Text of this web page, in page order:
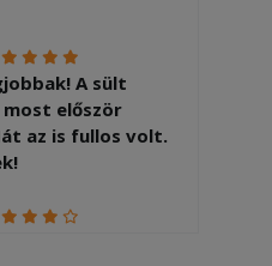
A sült
először
az is fullos volt.